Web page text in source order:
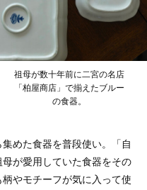
祖母が数十年前に二宮の名店
「柏屋商店」で揃えたブルー
の食器。
めた食器を普段使い。「自
が愛用していた食器をその
やモチーフが気に入って使